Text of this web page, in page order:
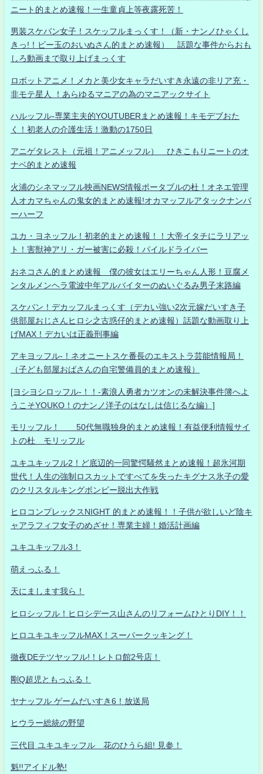
ニート的まとめ速報！一生童貞上等夜露死苦！
男装スケバン女子！スケッフルまっくす！（新・ナンノひゃくし
きっ!！ビー玉のおいぬさん的まとめ速報） 話題な事件からおも
しろ動画まで取り上げまっくす
ロボットアニメ！メカと美少女キャラだいすき永遠の非リア充・
非モテ星人 ！あらゆるマニアの為のマニアックサイト
ハルッフル-専業主夫的YOUTUBERまとめ速報！キモデブおた
く！初老人の介護生活！激動の1750日
アニゲタレスト（元祖！アニメッフル） ひきこもりニートのオ
ナベ的まとめ速報
火浦のシネマッフル映画NEWS情報ポータブルの杜！オネエ管理
人オカマちゃんの鬼女的まとめ速報!オカマッフルアタックナンバ
ーハーフ
ユカ・ヨネッフル！初老的まとめ速報！！大帝イタチにラリアッ
ト！害獣神アリ・ガー被害に必殺！パイルドライバー
おネコさん的まとめ速報 僕の彼女はエリーちゃん人形！豆腐メ
ンタルメンヘラ電波中年アルバイターのぬいぐるみ男子末路編
スケバン！デカッフルまっくす（デカい強い2次元嫁だいすき子
供部屋おじさんヒロシ之古惑仔的まとめ速報）話題な動画取り上
げMAX！デカいは正義刑事編
アキヨッフル-！ネオニートスケ番長のエキストラ芸能情報局！
（子ども部屋おばさんの自宅警備員的まとめ速報）
[ヨシヨシロッフル-！！-素浪人勇者カツオンの未解決事件簿へよ
うこそYOUKO！のナンノ洋子のはなしは信じるな編）]
モリッフル！ 50代無職独身的まとめ速報！有益便利情報サイ
トの杜 モリッフル
ユキユキッフル2！ど底辺的一同驚愕騒然まとめ速報！超氷河期
世代！人生の強制ロスカットですべてを失ったキグナス氷子の愛
のクリスタルキングボンビー脱出大作戦
ヒロコンプレックスNIGHT 的まとめ速報！！子供が欲しいど陰キ
ャアラフィフ女子のめざせ！専業主婦！婚活計画編
ユキユキッフル3！
萌えっふる！
天にまします我ら！
ヒロシッフル！ヒロシデース山さんのリフォームひとりDIY！！
ヒロユキユキッフルMAX！スーパークッキング！
徹夜DEテツヤッフル!！レトロ館2号店！
剛Q超児ともっふる！
ヤナッフル ゲームだいすき6！放送局
ヒウラー総統の野望
三代目 ユキユキッフル 花のひうら組! 見参！
魁!!アイドル塾!